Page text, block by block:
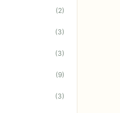
(2)
(3)
(3)
(9)
(3)